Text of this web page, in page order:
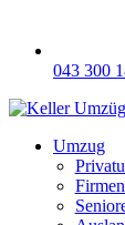
043 300
Umzug